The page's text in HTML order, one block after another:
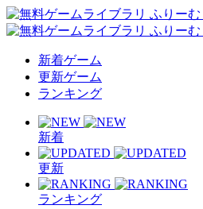
新着ゲーム
更新ゲーム
ランキング
新着
更新
ランキング